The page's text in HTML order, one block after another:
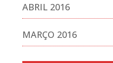
ABRIL 2016
MARÇO 2016